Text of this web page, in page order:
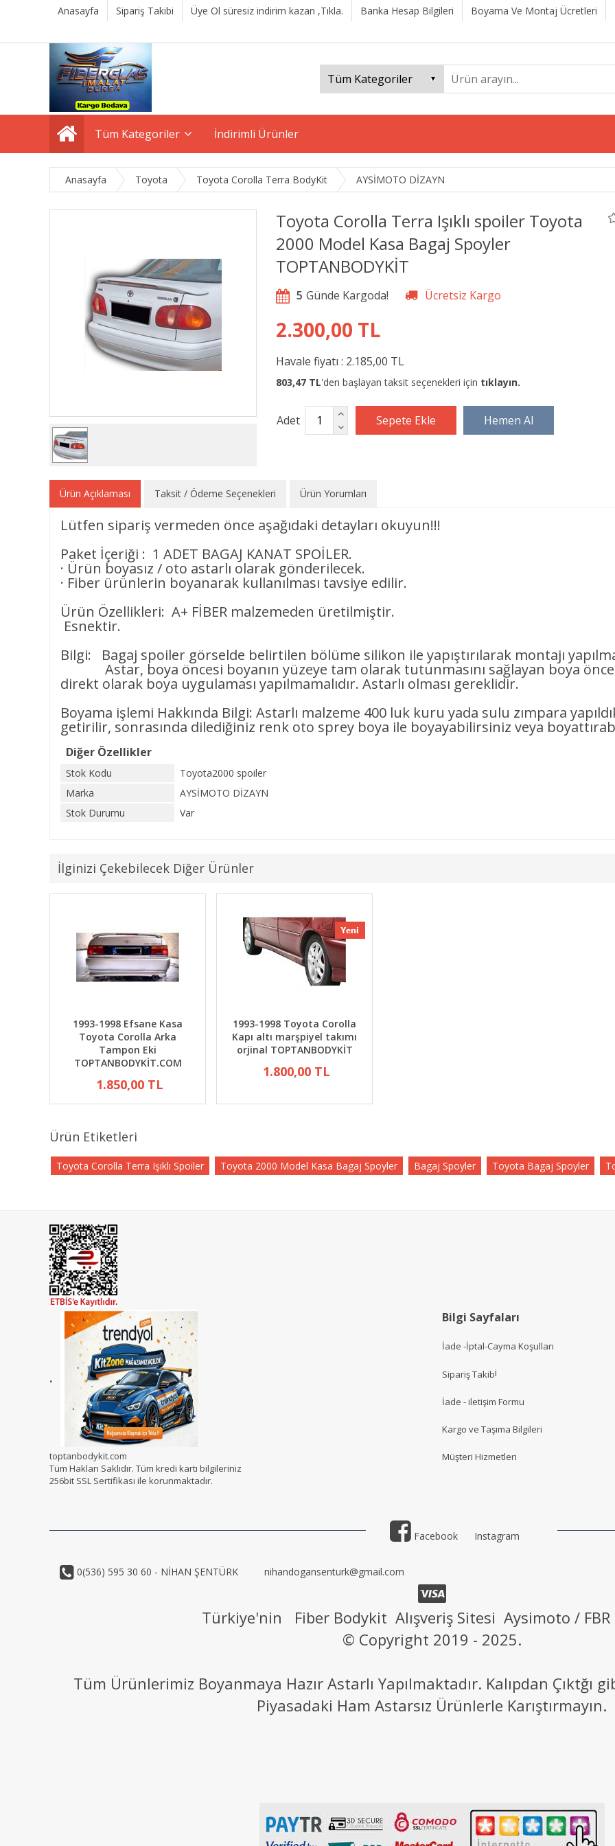
Anasayfa Sipariş Takibi Üye Ol süresiz indirim kazan ,Tıkla. Banka Hesap Bilgileri Boyama Ve Montaj Ücretleri
Tüm Kategoriler İndirimli Ürünler
Anasayfa Toyota Toyota Corolla Terra BodyKit AYSİMOTO DİZAYN
Toyota Corolla Terra Işıklı spoiler Toyota
2000 Model Kasa Bagaj Spoyler
TOPTANBODYKİT
5
2.300,00 TL
Havale fiyatı : 2.185,00 TL
803,47 TL'den başlayan taksit seçenekleri için tıklayın.
Adet
Ürün Açıklaması Taksit / Ödeme Seçenekleri Ürün Yorumları
Lütfen sipariş vermeden önce aşağıdaki detayları okuyun!!!
Paket İçeriği : 1 ADET BAGAJ KANAT SPOİLER.
· Ürün boyasız / oto astarlı olarak gönderilecek.
· Fiber ürünlerin boyanarak kullanılması tavsiye edilir.
Ürün Özellikleri: A+ FİBER malzemeden üretilmiştir.
Esnektir.
Bilgi: Bagaj spoiler görselde belirtilen bölüme silikon ile yapıştırılarak montajı
Astar, boya öncesi boyanın yüzeye tam olarak tutunmasını sağlayan boya
direkt olarak boya uygulaması yapılmamalıdır. Astarlı olması gereklidir.
Boyama işlemi Hakkında Bilgi: Astarlı malzeme 400 luk kuru yada sulu zımpara
getirilir, sonrasında dilediğiniz renk oto sprey boya ile boyayabilirsiniz veya
Diğer Özellikler
Stok Kodu
Toyota2000 spoiler
Marka
AYSİMOTO DİZAYN
Stok Durumu
Var
İlginizi Çekebilecek Diğer Ürünler
1993-1998 Efsane Kasa
Toyota Corolla Arka
Tampon Eki
TOPTANBODYKİT.COM
1.850,00 TL
1993-1998 Toyota Corolla
Kapı altı marşpiyel takımı
orjinal TOPTANBODYKİT
1.800,00 TL
Ürün Etiketleri
Toyota Corolla Terra Işıklı Spoiler Toyota 2000 Model Kasa Bagaj Spoyler Bagaj Spoyler Toyota Bagaj Spoyler
.
toptanbodykit.com
Tüm Hakları Saklıdır. Tüm kredi kartı bilgileriniz
256bit SSL Sertifikası ile korunmaktadır.
Bilgi Sayfaları
İade -İptal-Cayma Koşulları
Sipariş Takibi
İade - iletişim Formu
Kargo ve Taşıma Bilgileri
Müşteri Hizmetleri
Facebook Instagram
0(536) 595 30 60 - NİHAN ŞENTÜRK nihandogansenturk@gmail.com
Türkiye'nin Fiber Bodykit Alışveriş Sitesi Aysimoto / FBR
© Copyright 2019 - 2025.
Tüm Ürünlerimiz Boyanmaya Hazır Astarlı Yapılmaktadır. Kalıpdan Çıktğı
Piyasadaki Ham Astarsız Ürünlerle Karıştırmayın.